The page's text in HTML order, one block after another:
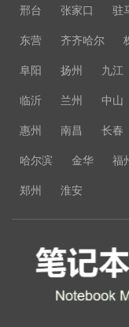
邢台 张家口 驻
东营 齐齐哈尔
阜阳 扬州 九江
临沂 兰州 中山
惠州 南昌 长春
哈尔滨 金华 福
郑州 淮安